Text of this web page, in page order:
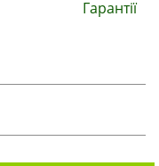
Гарантії